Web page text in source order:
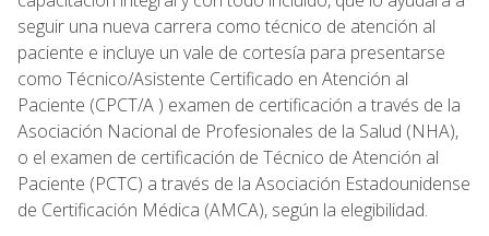
seguir una nueva carrera como técnico de atención al
paciente e incluye un vale de cortesía para presentarse
como Técnico/Asistente Certificado en Atención al
Paciente (CPCT/A ) examen de certificación a través de la
Asociación Nacional de Profesionales de la Salud (NHA),
o el examen de certificación de Técnico de Atención al
Paciente (PCTC) a través de la Asociación Estadounidense
de Certificación Médica (AMCA), según la elegibilidad.